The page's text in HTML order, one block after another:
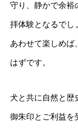
守り、静かで余裕
拝体験となるでし
あわせて楽しめば
はずです。
犬と共に自然と歴
御朱印とご利益を